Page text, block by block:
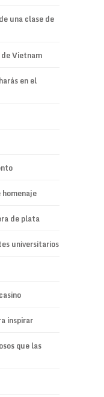
una clase de
Vietnam
en el
de plata
universitarios
inspirar
que las